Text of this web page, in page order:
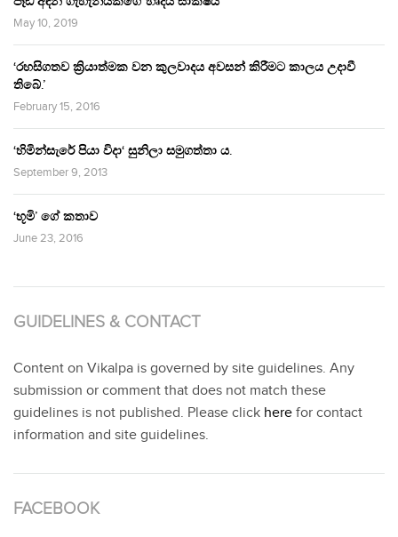
May 10, 2019
‘රහසිගතව ක්‍රියාත්මක වන කුලවාදය අවසන් කිරීමට කාලය උදාවී
තිබේ.’
February 15, 2016
‘හිමින්සැරේ පියා විදා‘ සුනිලා සමුගත්තා ය.
September 9, 2013
‘භූමි’ ගේ කතාව
June 23, 2016
GUIDELINES & CONTACT
Content on Vikalpa is governed by site guidelines. Any
submission or comment that does not match these
guidelines is not published. Please click here for contact
information and site guidelines.
FACEBOOK